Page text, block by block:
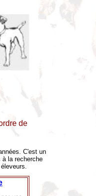
de
C'est un
la recherche